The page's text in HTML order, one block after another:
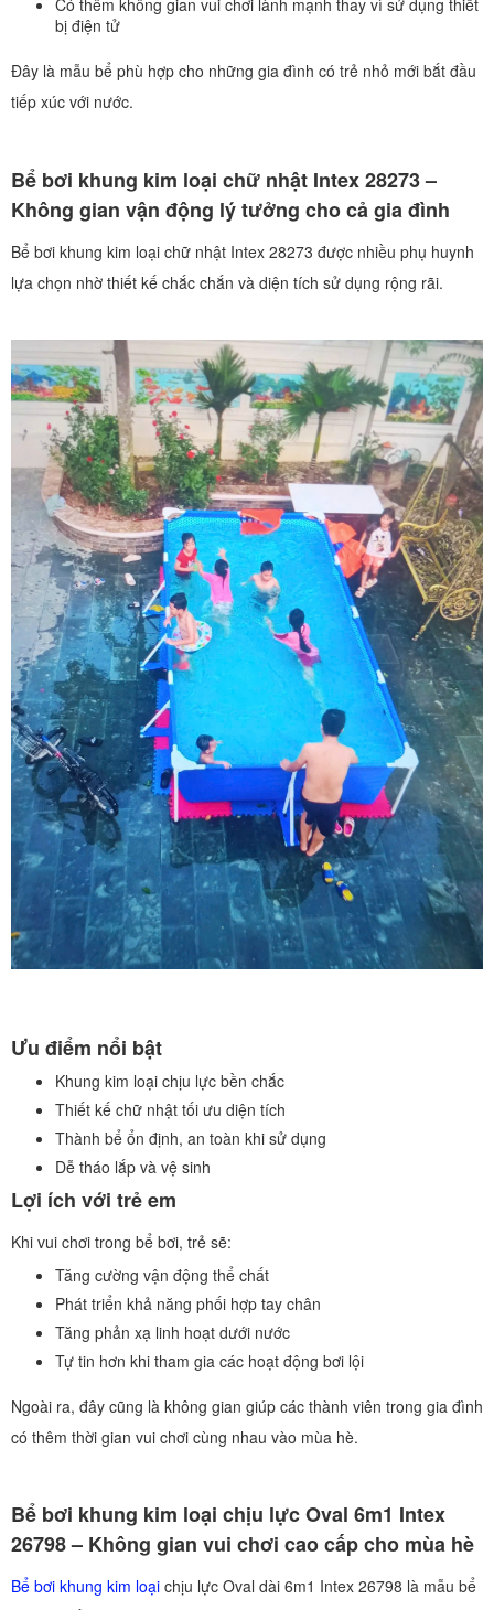
Có thêm không gian vui chơi lành mạnh thay vì sử dụng thiết
bị điện tử
Đây là mẫu bể phù hợp cho những gia đình có trẻ nhỏ mới bắt đầu
tiếp xúc với nước.
Bể bơi khung kim loại chữ nhật Intex 28273 –
Không gian vận động lý tưởng cho cả gia đình
Bể bơi khung kim loại chữ nhật Intex 28273 được nhiều phụ huynh
lựa chọn nhờ thiết kế chắc chắn và diện tích sử dụng rộng rãi.
Ưu điểm nổi bật
Khung kim loại chịu lực bền chắc
Thiết kế chữ nhật tối ưu diện tích
Thành bể ổn định, an toàn khi sử dụng
Dễ tháo lắp và vệ sinh
Lợi ích với trẻ em
Khi vui chơi trong bể bơi, trẻ sẽ:
Tăng cường vận động thể chất
Phát triển khả năng phối hợp tay chân
Tăng phản xạ linh hoạt dưới nước
Tự tin hơn khi tham gia các hoạt động bơi lội
Ngoài ra, đây cũng là không gian giúp các thành viên trong gia đình
có thêm thời gian vui chơi cùng nhau vào mùa hè.
Bể bơi khung kim loại chịu lực Oval 6m1 Intex
26798 – Không gian vui chơi cao cấp cho mùa hè
Bể bơi khung kim loại chịu lực Oval dài 6m1 Intex 26798 là mẫu bể